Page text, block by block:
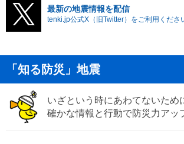
最新の地震情報を配信
tenki.jp公式X（旧Twitter）をご利用くださ
「知る防災」地震
いざという時にあわてないため
確かな情報と行動で防災力アッ